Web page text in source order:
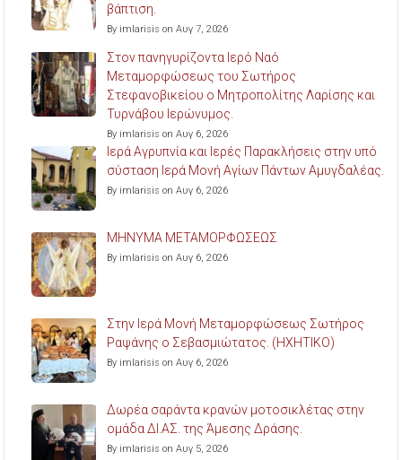
βάπτιση.
By imlarisis on Αυγ 7, 2026
Στον πανηγυρίζοντα Ιερό Ναό
Μεταμορφώσεως του Σωτήρος
Στεφανοβικείου ο Μητροπολίτης Λαρίσης και
Τυρνάβου Ιερώνυμος.
By imlarisis on Αυγ 6, 2026
Ιερά Αγρυπνία και Ιερές Παρακλήσεις στην υπό
σύσταση Ιερά Μονή Αγίων Πάντων Αμυγδαλέας.
By imlarisis on Αυγ 6, 2026
ΜΗΝΥΜΑ ΜΕΤΑΜΟΡΦΩΣΕΩΣ
By imlarisis on Αυγ 6, 2026
Στην Ιερά Μονή Μεταμορφώσεως Σωτήρος
Ραψάνης ο Σεβασμιώτατος. (ΗΧΗΤΙΚΟ)
By imlarisis on Αυγ 6, 2026
Δωρέα σαράντα κρανών μοτοσικλέτας στην
ομάδα ΔΙ.ΑΣ. της Άμεσης Δράσης.
By imlarisis on Αυγ 5, 2026